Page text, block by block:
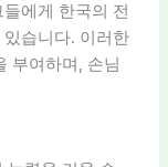
에게 한국의 전
습니다. 이러한
부여하며, 손님